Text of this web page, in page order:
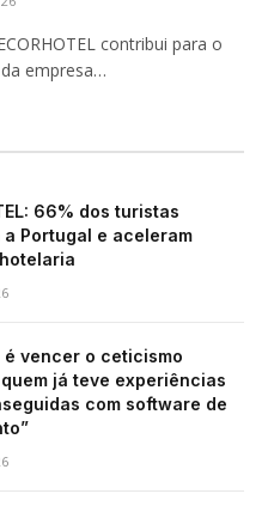
contribui para o
empresa…
66% dos turistas
a Portugal e aceleram
é vencer o ceticismo
já teve experiências
com software de